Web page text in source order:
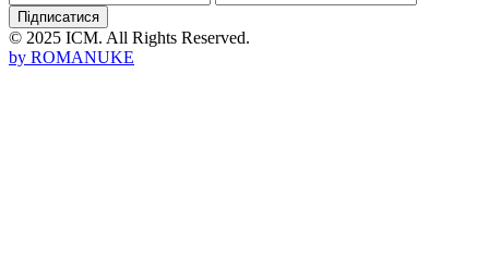
Підписатися
© 2025 ICM. All Rights Reserved.
by ROMANUKE